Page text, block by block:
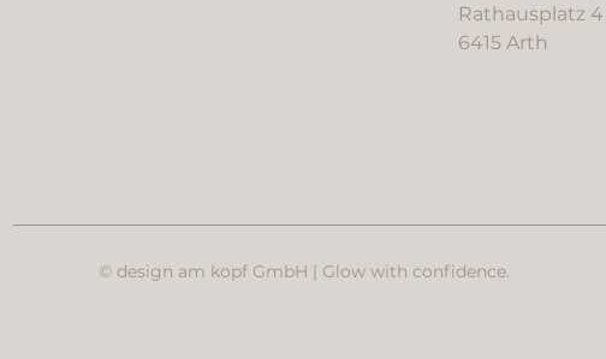
Rathausplatz 4
6415 Arth
© design am kopf GmbH | Glow with confidence.